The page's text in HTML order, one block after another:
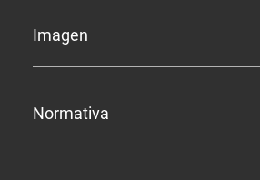
Imagen
Normativa